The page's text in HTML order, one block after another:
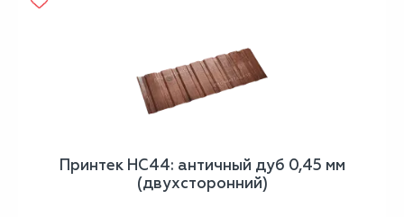
Принтек НС44: античный дуб 0,45 мм
(двухсторонний)